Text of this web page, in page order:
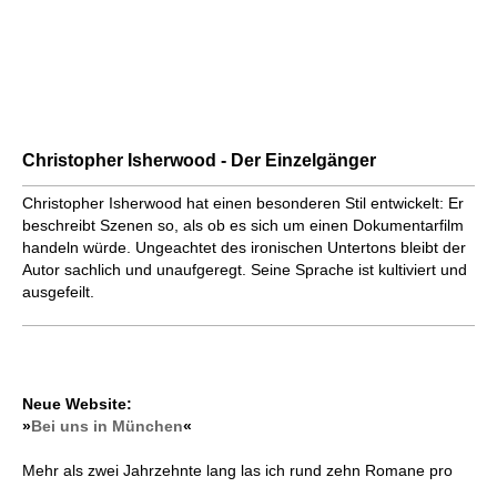
Christopher Isherwood - Der Einzelgänger
Christopher Isherwood hat einen besonderen Stil entwickelt: Er
beschreibt Szenen so, als ob es sich um einen Dokumentarfilm
handeln würde. Ungeachtet des ironischen Untertons bleibt der
Autor sachlich und unaufgeregt. Seine Sprache ist kultiviert und
ausgefeilt.
Neue Website:
»Bei uns in München«
Mehr als zwei Jahrzehnte lang las ich rund zehn Romane pro